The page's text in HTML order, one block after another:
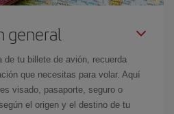
general
de tu billete de avión, recuerda
que necesitas para volar. Aquí
visado, pasaporte, seguro o
el origen y el destino de tu